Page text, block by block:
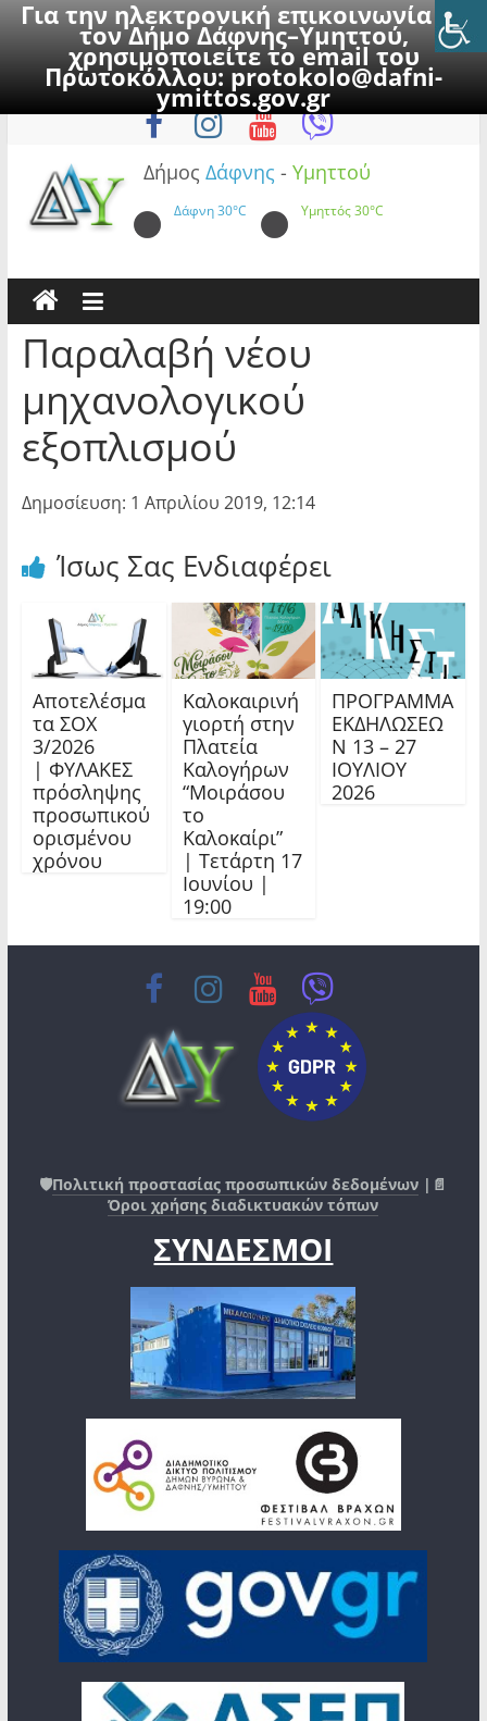
Για την ηλεκτρονική επικοινωνία με
τον Δήμο Δάφνης–Υμηττού,
χρησιμοποιείτε το email του
Πρωτοκόλλου:protokolo@dafni-
ymittos.gov.gr
to
Κυριακή, 9 Αυγούστου 2026
Δήμος Δάφνης - Υμηττού
Δάφνη30°C Υμηττός30°C
Παραλαβή νέου
μηχανολογικού
εξοπλισμού
Δημοσίευση: 1 Απριλίου 2019, 12:14
Ίσως Σας Ενδιαφέρει
Αποτελέσμα
τα ΣΟΧ
3/2026
| ΦΥΛΑΚΕΣ
πρόσληψης
προσωπικού
ορισμένου
χρόνου
Καλοκαιρινή
γιορτή στην
Πλατεία
Καλογήρων
“Μοιράσου
το
Καλοκαίρι”
| Τετάρτη 17
Ιουνίου |
19:00
ΠΡΟΓΡΑΜΜΑ
ΕΚΔΗΛΩΣΕΩ
Ν 13 – 27
ΙΟΥΛΙΟΥ
2026
🛡️Πολιτική προστασίας προσωπικών δεδομένων |📄
Όροι χρήσης διαδικτυακών τόπων
ΣΥΝΔΕΣΜΟΙ